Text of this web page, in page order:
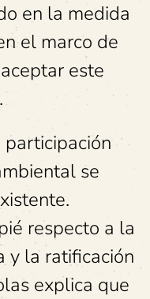
en la medida
el marco de
este
se
respecto a la
y la ratificación
explica que